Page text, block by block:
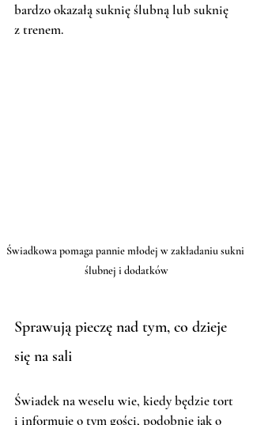
bardzo okazałą suknię ślubną lub suknię
z trenem.
Świadkowa pomaga pannie młodej w zakładaniu sukni
ślubnej i dodatków
Sprawują pieczę nad tym, co dzieje
się na sali
Świadek na weselu wie, kiedy będzie tort
i informuje o tym gości, podobnie jak o